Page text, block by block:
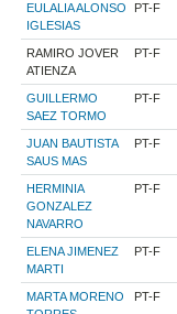
EULALIA ALONSO
IGLESIAS
PT-F
RAMIRO JOVER
ATIENZA
PT-F
GUILLERMO
SAEZ TORMO
PT-F
JUAN BAUTISTA
SAUS MAS
PT-F
HERMINIA
GONZALEZ
NAVARRO
PT-F
ELENA JIMENEZ
MARTI
PT-F
MARTA MORENO
PT-F